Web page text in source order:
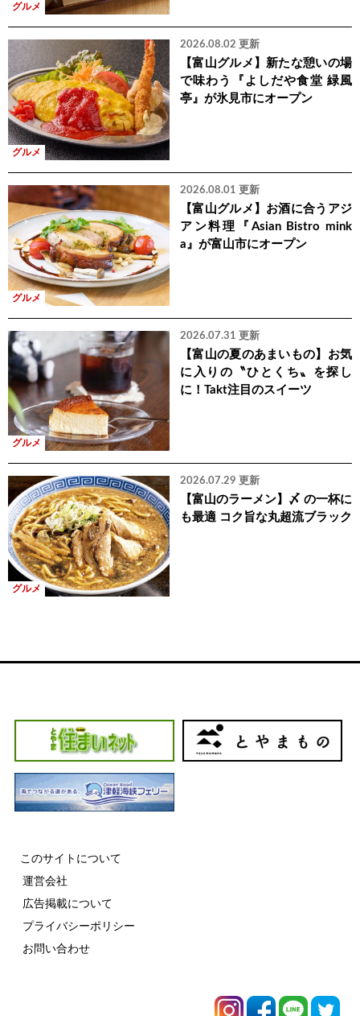
グルメ
グルメ
2026.08.02 更新
【富山グルメ】新たな憩いの場
で味わう『よしだや食堂 緑風
亭』が氷見市にオープン
グルメ
2026.08.01 更新
【富山グルメ】お酒に合うアジ
アン料理『Asian Bistro mink
a』が富山市にオープン
グルメ
2026.07.31 更新
【富山の夏のあまいもの】お気
に入りの〝ひとくち〟を探し
に！Takt注目のスイーツ
グルメ
2026.07.29 更新
【富山のラーメン】〆 の一杯に
も最適 コク旨な丸超流ブラック
このサイトについて
運営会社
広告掲載について
プライバシーポリシー
お問い合わせ